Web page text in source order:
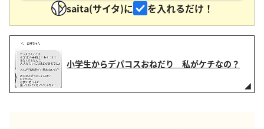
saita(サイタ)に
を入れるだけ！
小学生からデパコスおねだり 私がケチなの？